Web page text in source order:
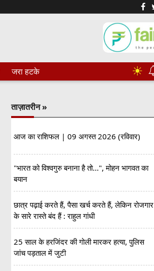
जरा हटके ☀
ताज़ातरीन »
आज का राशिफल | 09 अगस्त 2026 (रविवार)
"भारत को विश्वगुरु बनाना है तो...", मोहन भागवत का
बयान
छात्र पढ़ाई करते हैं, पैसा खर्च करते हैं, लेकिन रोजगार
के सारे रास्ते बंद हैं : राहुल गांधी
25 साल के हरजिंदर की गोली मारकर हत्या, पुलिस
जांच पड़ताल में जुटी